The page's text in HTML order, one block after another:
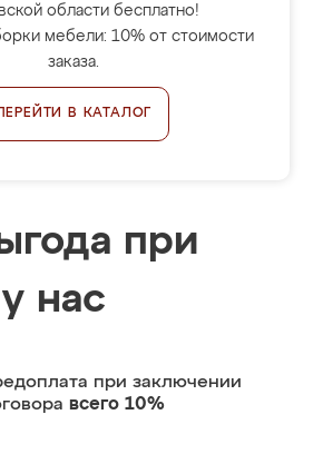
области бесплатно!
мебели: 10% от стоимости
заказа.
В КАТАЛОГ
при
нас
при заключении
всего 10%